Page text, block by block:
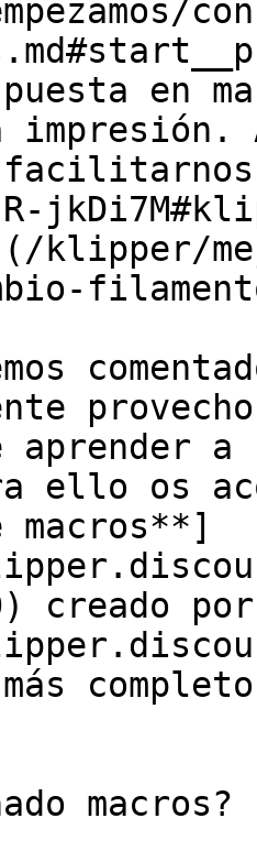
en
R-
klipper/
aprender
ello os
macros**]
creado
macros?